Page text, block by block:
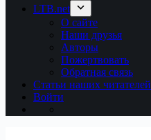
LTB.net
О сайте
Наши друзья
Авторы
Пожертвовать
Обратная связь
Статьи наших читателей
Войти